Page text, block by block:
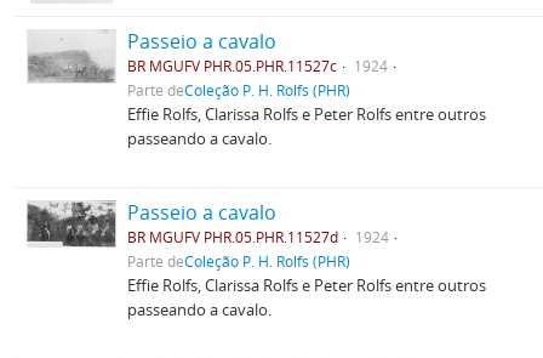
Passeio a cavalo
BR MGUFV PHR.05.PHR.11527c
1924
Parte deColeção P. H. Rolfs (PHR)
Effie Rolfs, Clarissa Rolfs e Peter Rolfs entre outros
passeando a cavalo.
Passeio a cavalo
BR MGUFV PHR.05.PHR.11527d
1924
Parte deColeção P. H. Rolfs (PHR)
Effie Rolfs, Clarissa Rolfs e Peter Rolfs entre outros
passeando a cavalo.